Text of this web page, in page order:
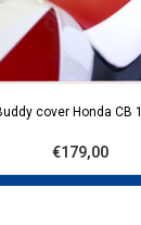
cover Honda CB
€179,00